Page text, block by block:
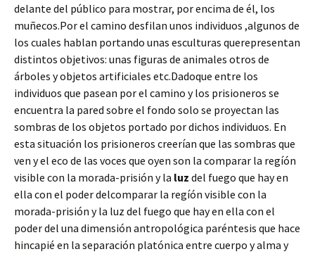
delante del público para mostrar, por encima de él, los
muñecos.Por el camino desfilan unos individuos ,algunos de
los cuales hablan portando unas esculturas querepresentan
distintos objetivos: unas figuras de animales otros de
árboles y objetos artificiales etc.Dadoque entre los
individuos que pasean por el camino y los prisioneros se
encuentra la pared sobre el fondo solo se proyectan las
sombras de los objetos portado por dichos individuos. En
esta situación los prisioneros creerían que las sombras que
ven y el eco de las voces que oyen son la comparar la regíón
visible con la morada-prisión y la luz del fuego que hay en
ella con el poder delcomparar la regíón visible con la
morada-prisión y la luz del fuego que hay en ella con el
poder del una dimensión antropológica paréntesis que hace
hincapié en la separación platónica entre cuerpo y alma y